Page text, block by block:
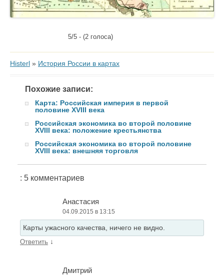
5/5 - (2 голоса)
Histerl » История России в картах
Похожие записи:
Карта: Российская империя в первой
половине XVIII века
Российская экономика во второй половине
XVIII века: положение крестьянства
Российская экономика во второй половине
XVIII века: внешняя торговля
: 5 комментариев
Анастасия
04.09.2015 в 13:15
Карты ужасного качества, ничего не видно.
Ответить ↓
Дмитрий